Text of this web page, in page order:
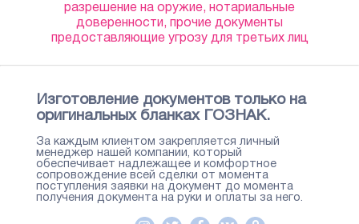
разрешение на оружие, нотариальные
доверенности, прочие документы
предоставляющие угрозу для третьих лиц
Изготовление документов только на
оригинальных бланках ГОЗНАК.
За каждым клиентом закрепляется личный
менеджер нашей компании, который
обеспечивает надлежащее и комфортное
сопровождение всей сделки от момента
поступления заявки на документ до момента
получения документа на руки и оплаты за него.